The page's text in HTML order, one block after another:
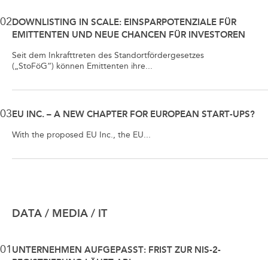
02 DOWNLISTING IN SCALE: EINSPARPOTENZIALE FÜR
EMITTENTEN UND NEUE CHANCEN FÜR INVESTOREN
Seit dem Inkrafttreten des Standortfördergesetzes
(„StoFöG“) können Emittenten ihre...
03 EU INC. – A NEW CHAPTER FOR EUROPEAN START-UPS?
With the proposed EU Inc., the EU...
DATA / MEDIA / IT
01 UNTERNEHMEN AUFGEPASST: FRIST ZUR NIS-2-